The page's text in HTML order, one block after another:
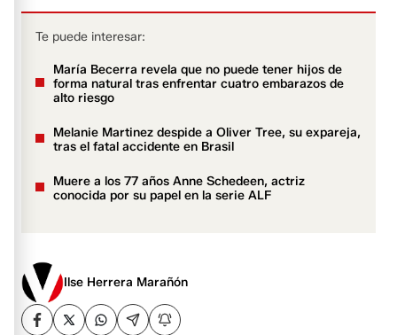
Te puede interesar:
María Becerra revela que no puede tener hijos de
forma natural tras enfrentar cuatro embarazos de
alto riesgo
Melanie Martinez despide a Oliver Tree, su expareja,
tras el fatal accidente en Brasil
Muere a los 77 años Anne Schedeen, actriz
conocida por su papel en la serie ALF
Ilse Herrera Marañón